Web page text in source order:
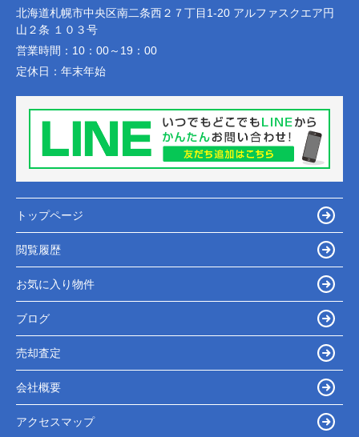
北海道札幌市中央区南二条西２７丁目1-20 アルファスクエア円
山２条 １０３号
営業時間： 10：00～19：00
定休日： 年末年始
トップページ
閲覧履歴
お気に入り物件
ブログ
売却査定
会社概要
アクセスマップ